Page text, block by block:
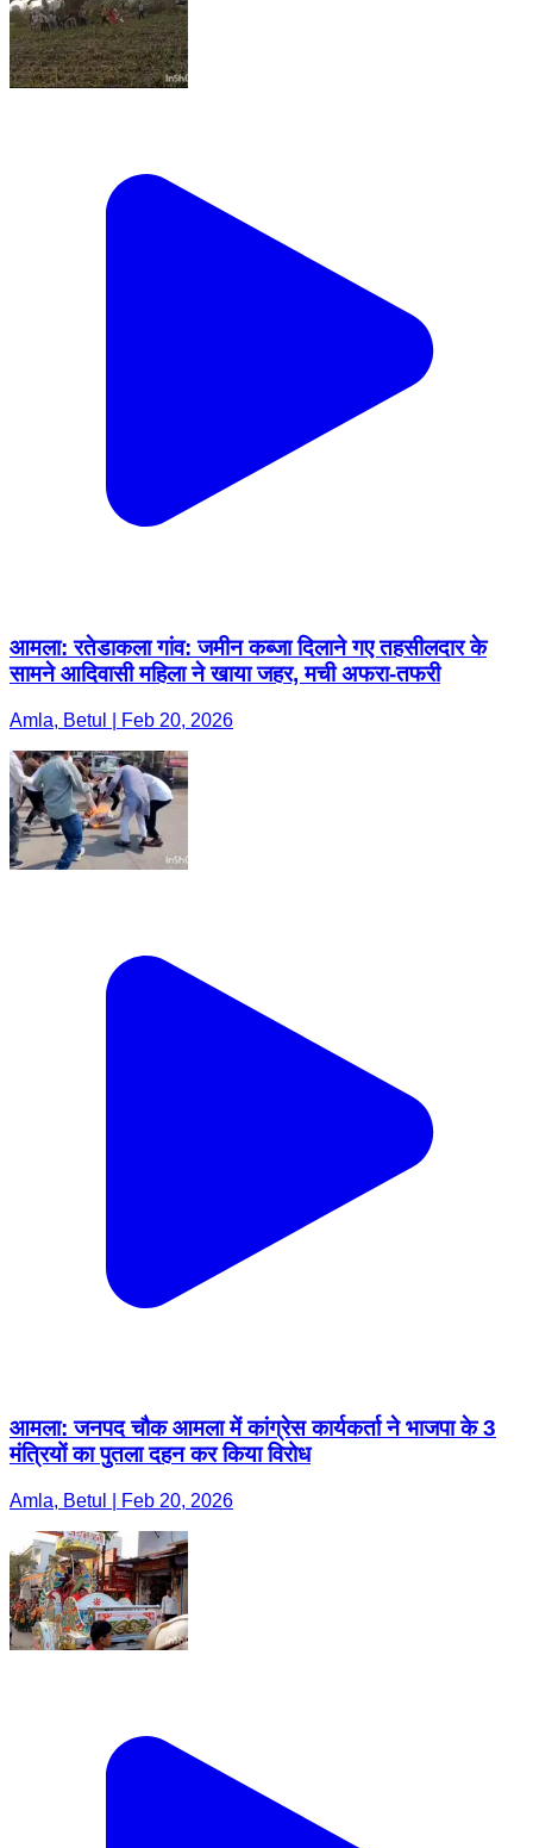
आमला: रतेडाकला गांव: जमीन कब्जा दिलाने गए तहसीलदार के
सामने आदिवासी महिला ने खाया जहर, मची अफरा-तफरी
Amla, Betul | Feb 20, 2026
आमला: जनपद चौक आमला में कांग्रेस कार्यकर्ता ने भाजपा के 3
मंत्रियों का पुतला दहन कर किया विरोध
Amla, Betul | Feb 20, 2026